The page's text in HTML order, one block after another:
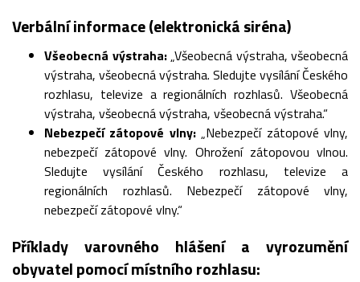
Verbální informace (elektronická siréna)
Všeobecná výstraha:„Všeobecná výstraha, všeobecná
výstraha, všeobecná výstraha. Sledujte vysílání Českého
rozhlasu, televize a regionálních rozhlasů. Všeobecná
výstraha, všeobecná výstraha, všeobecná výstraha.“
Nebezpečí zátopové vlny:„Nebezpečí zátopové vlny,
nebezpečí zátopové vlny. Ohrožení zátopovou vlnou.
Sledujte vysílání Českého rozhlasu, televize a
regionálních rozhlasů. Nebezpečí zátopové vlny,
nebezpečí zátopové vlny.“
Příklady varovného hlášení a vyrozumění
obyvatel pomocí místního rozhlasu: